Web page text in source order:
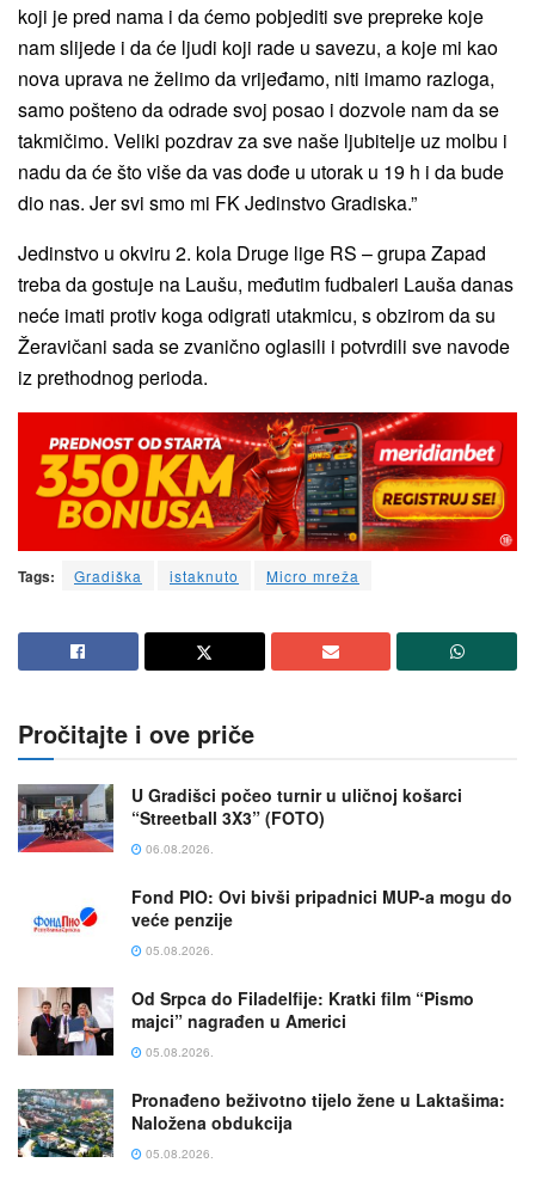
koji je pred nama i da ćemo pobjediti sve prepreke koje
nam slijede i da će ljudi koji rade u savezu, a koje mi kao
nova uprava ne želimo da vrijeđamo, niti imamo razloga,
samo pošteno da odrade svoj posao i dozvole nam da se
takmičimo. Veliki pozdrav za sve naše ljubitelje uz molbu i
nadu da će što više da vas dođe u utorak u 19 h i da bude
dio nas. Jer svi smo mi FK Jedinstvo Gradiska.”
Jedinstvo u okviru 2. kola Druge lige RS – grupa Zapad
treba da gostuje na Laušu, međutim fudbaleri Lauša danas
neće imati protiv koga odigrati utakmicu, s obzirom da su
Žeravičani sada se zvanično oglasili i potvrdili sve navode
iz prethodnog perioda.
Tags: Gradiška istaknuto Micro mreža
Pročitajte i ove priče
U Gradišci počeo turnir u uličnoj košarci
“Streetball 3X3” (FOTO)
06.08.2026.
Fond PIO: Ovi bivši pripadnici MUP-a mogu do
veće penzije
05.08.2026.
Od Srpca do Filadelfije: Kratki film “Pismo
majci” nagrađen u Americi
05.08.2026.
Pronađeno beživotno tijelo žene u Laktašima:
Naložena obdukcija
05.08.2026.